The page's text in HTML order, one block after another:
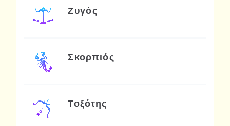
Ζυγός
Σκορπιός
Τοξότης